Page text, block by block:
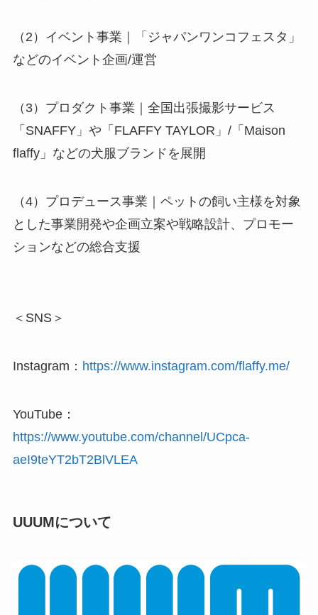
（2）イベント事業｜「ジャパンワンコフェスタ」
などのイベント企画/運営
（3）プロダクト事業｜全国出張撮影サービス
「SNAFFY」や「FLAFFY TAYLOR」/「Maison
flaffy」などの犬服ブランドを展開
（4）プロデュース事業｜ペットの飼い主様を対象
とした事業開発や企画立案や戦略設計、プロモー
ションなどの総合支援
＜SNS＞
Instagram： https://www.instagram.com/flaffy.me/
YouTube：
https://www.youtube.com/channel/UCpca-
aeI9teYT2bT2BlVLEA
UUUMについて